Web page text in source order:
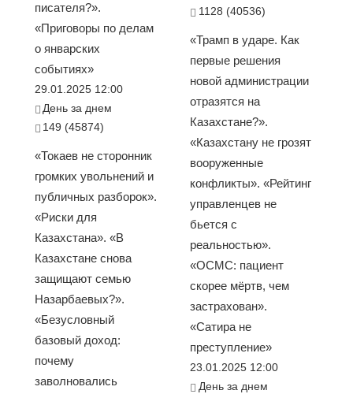
писателя?».
«Приговоры по делам
о январских
событиях»
29.01.2025 12:00
День за днем
149 (45874)
«Токаев не сторонник
громких увольнений и
публичных разборок».
«Риски для
Казахстана». «В
Казахстане снова
защищают семью
Назарбаевых?».
«Безусловный
базовый доход:
почему
заволновались
1128 (40536)
«Трамп в ударе. Как
первые решения
новой администрации
отразятся на
Казахстане?».
«Казахстану не грозят
вооруженные
конфликты». «Рейтинг
управленцев не
бьется с
реальностью».
«ОСМС: пациент
скорее мёртв, чем
застрахован».
«Сатира не
преступление»
23.01.2025 12:00
День за днем